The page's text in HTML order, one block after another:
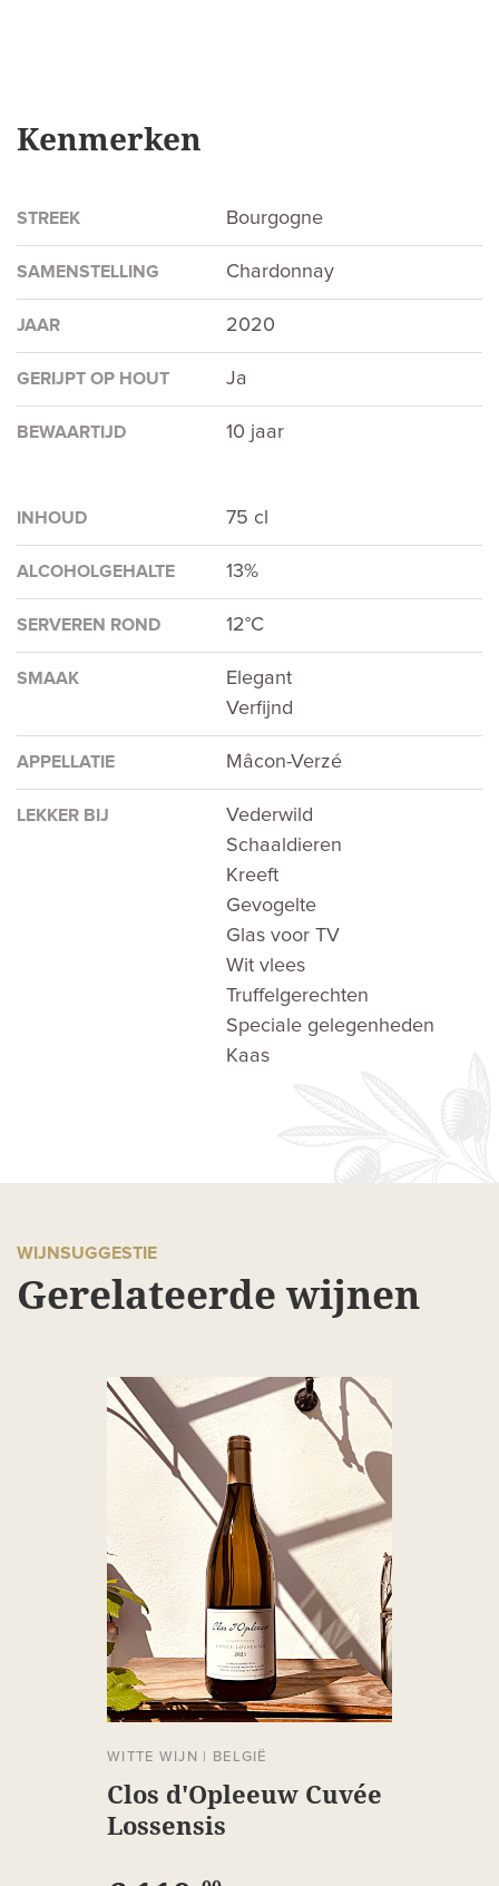
Kenmerken
STREEK Bourgogne
SAMENSTELLING Chardonnay
JAAR 2020
GERIJPT OP HOUT Ja
BEWAARTIJD 10 jaar
INHOUD 75 cl
ALCOHOLGEHALTE 13%
SERVEREN ROND 12°C
SMAAK
Elegant
Verfijnd
APPELLATIE Mâcon-Verzé
LEKKER BIJ
Vederwild
Schaaldieren
Kreeft
Gevogelte
Glas voor TV
Wit vlees
Truffelgerechten
Speciale gelegenheden
Kaas
WIJNSUGGESTIE
Gerelateerde wijnen
WITTE WIJN | BELGIË
Clos d'Opleeuw Cuvée
Lossensis